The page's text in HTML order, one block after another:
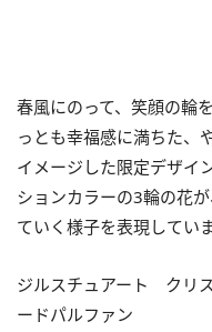
春風にのって、笑顔の輪
っとも幸福感に満ちた、
イメージした限定デザイ
ションカラーの3輪の花
ていく様子を表現していま
ジルスチュアート クリ
ードパルファン